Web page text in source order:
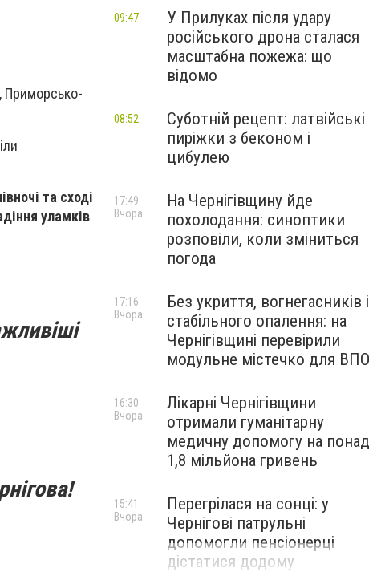
Приморсько-
та сході
уламків
У Прилуках після удару
російського дрона сталася
масштабна пожежа: що
відомо
09:47
Суботній рецепт: латвійські
пиріжки з беконом і
цибулею
08:52
На Чернігівщину йде
похолодання: синоптики
розповіли, коли зміниться
погода
17:49
Вчора
Без укриття, вогнегасників і
стабільного опалення: на
Чернігівщині перевірили
модульне містечко для ВПО
17:16
Вчора
Лікарні Чернігівщини
отримали гуманітарну
медичну допомогу на понад
1,8 мільйона гривень
16:30
Вчора
Перегрілася на сонці: у
Чернігові патрульні
допомогли пенсіонерці
дістатися додому
15:41
Вчора